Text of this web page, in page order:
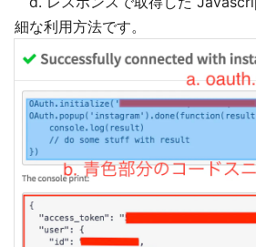
細な利用方法です。